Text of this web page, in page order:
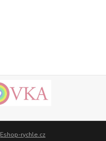
Eshop-rychle.cz